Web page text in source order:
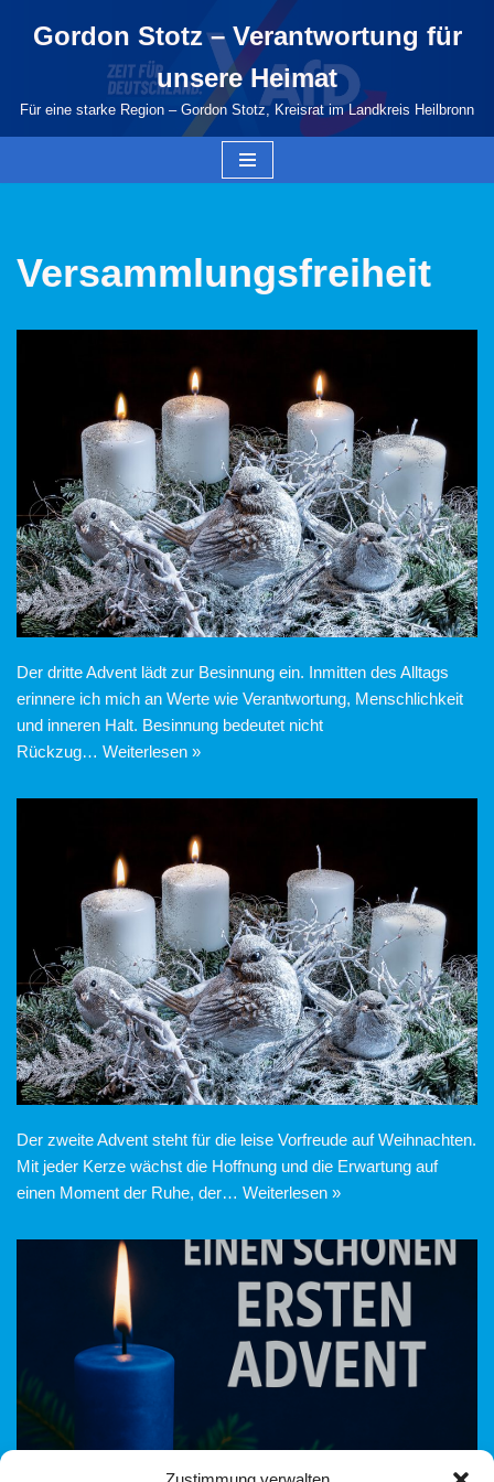
springen
Gordon Stotz – Verantwortung für
unsere Heimat
Für eine starke Region – Gordon Stotz, Kreisrat im Landkreis Heilbronn
Versammlungsfreiheit
Der dritte Advent lädt zur Besinnung ein. Inmitten des Alltags
erinnere ich mich an Werte wie Verantwortung, Menschlichkeit
und inneren Halt. Besinnung bedeutet nicht
Rückzug… Weiterlesen »
Der zweite Advent steht für die leise Vorfreude auf Weihnachten.
Mit jeder Kerze wächst die Hoffnung und die Erwartung auf
einen Moment der Ruhe, der… Weiterlesen »